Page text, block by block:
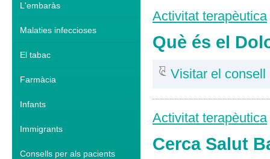
L'embaràs
Malaties infeccioses
El tabac
Farmàcia
Infants
Immigrants
Consells per als pacients
Activitat terapèutica
Què és el
Visitar el consell
Activitat terapèutica
Cerca Salut